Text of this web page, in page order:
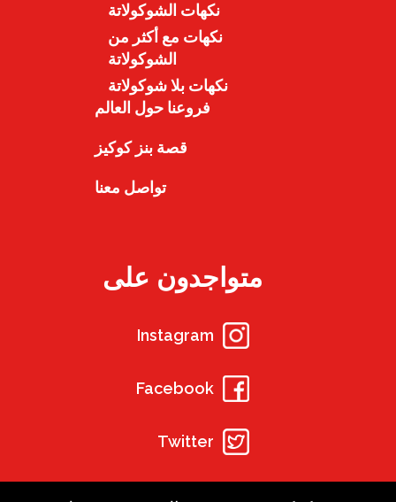
نكهات الشوكولاتة
نكهات مع أكثر من
الشوكولاتة
نكهات بلا شوكولاتة
فروعنا حول العالم
قصة بنز كوكيز
تواصل معنا
متواجدون على
Instagram
Facebook
Twitter